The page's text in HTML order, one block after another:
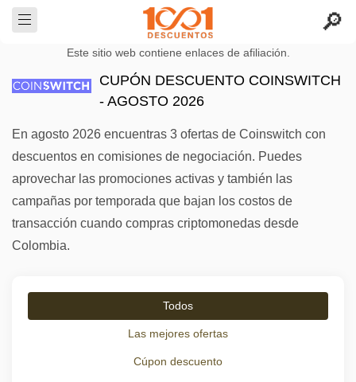
Este sitio web contiene enlaces de afiliación.
CUPÓN DESCUENTO COINSWITCH
- AGOSTO 2026
En agosto 2026 encuentras 3 ofertas de Coinswitch con
descuentos en comisiones de negociación. Puedes
aprovechar las promociones activas y también las
campañas por temporada que bajan los costos de
transacción cuando compras criptomonedas desde
Colombia.
Todos
Las mejores ofertas
Cúpon descuento